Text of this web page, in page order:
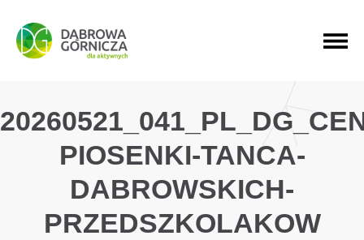
PRZEJDŹ DO MENU GŁÓWNEGO
PRZEJDŹ DO WYSZUKIWARKI
PRZEJDŹ DO TREŚCI
PIOSENKI-TANCA-
DABROWSKICH-
PRZEDSZKOLAKOW